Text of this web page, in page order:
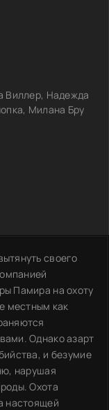
Виллер, Надежда
Милана Бру
своего
Памира на охоту
местным как
Однако азарт
и безумие
нарушая
Охота
настоящей